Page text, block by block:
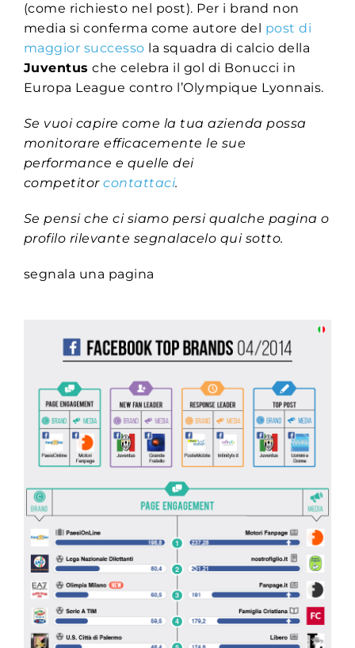
(come richiesto nel post). Per i brand non
media si conferma come autore del post di
maggior successo la squadra di calcio della
Juventus che celebra il gol di Bonucci in
Europa League contro l’Olympique Lyonnais.
Se vuoi capire come la tua azienda possa
monitorare efficacemente le sue
performance e quelle dei
competitorcontattaci.
Se pensi che ci siamo persi qualche pagina o
profilo rilevante segnalacelo qui sotto.
segnala una pagina